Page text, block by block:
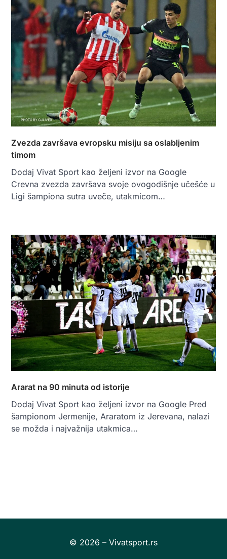
Zvezda završava evropsku misiju sa oslabljenim
timom
Dodaj Vivat Sport kao željeni izvor na Google
Crevna zvezda završava svoje ovogodišnje učešće u
Ligi šampiona sutra uveče, utakmicom…
Ararat na 90 minuta od istorije
Dodaj Vivat Sport kao željeni izvor na Google Pred
šampionom Jermenije, Araratom iz Jerevana, nalazi
se možda i najvažnija utakmica…